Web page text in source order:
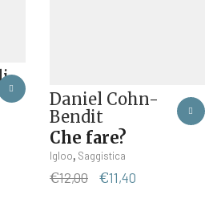
Daniel Cohn-
Bendit
Che fare?
Igloo, Saggistica
€12,00
Il
€11,40